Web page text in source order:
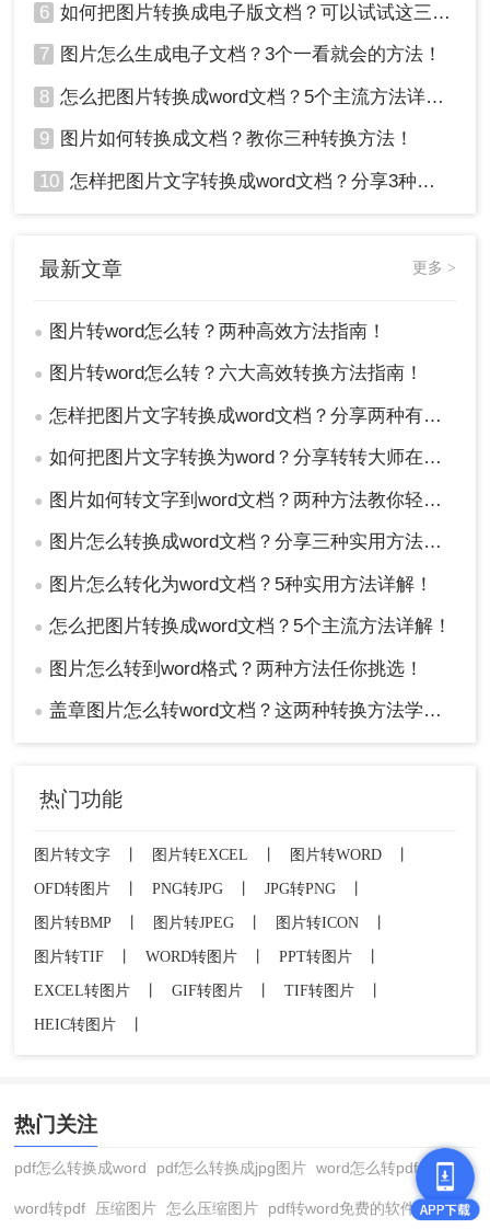
式。无论是简单的在线转换还是需要更高精度的桌
面软件，总有一种方法能满足您的要求。
6 如何把图片转换成电子版文档？可以试试这三个方法！
7 图片怎么生成电子文档？3个一看就会的方法！
8 怎么把图片转换成word文档？5个主流方法详解！
9 图片如何转换成文档？教你三种转换方法！
10 怎样把图片文字转换成word文档？分享3种简单方法，1秒搞定！
最新文章 更多 >
● 图片转word怎么转？两种高效方法指南！
● 图片转word怎么转？六大高效转换方法指南！
● 怎样把图片文字转换成word文档？分享两种有效的方法！
● 如何把图片文字转换为word？分享转转大师在线操作指南！
● 图片如何转文字到word文档？两种方法教你轻松转换！
● 图片怎么转换成word文档？分享三种实用方法指南！
● 图片怎么转化为word文档？5种实用方法详解！
● 怎么把图片转换成word文档？5个主流方法详解！
● 图片怎么转到word格式？两种方法任你挑选！
● 盖章图片怎么转word文档？这两种转换方法学起来
热门功能
图片转文字 图片转EXCEL 图片转WORD
OFD转图片
PNG转JPG JPG转PNG
图片转BMP
图片转JPEG 图片转ICON
图片转TIF
WORD转图片 PPT转图片
EXCEL转图片
GIF转图片 TIF转图片
HEIC转图片
热门关注
pdf怎么转换成word pdf怎么转换成jpg图片 word怎么转pdf
word转pdf 压缩图片 怎么压缩图片 pdf转word免费的软件